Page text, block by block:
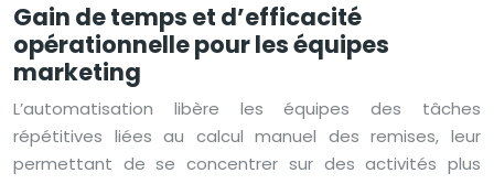
Gain de temps et d’efficacité
opérationnelle pour les équipes
marketing
L’automatisation libère les équipes des tâches
répétitives liées au calcul manuel des remises, leur
permettant de se concentrer sur des activités plus